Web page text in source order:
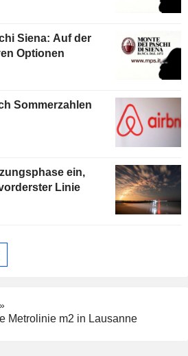
Siena: Auf der
Optionen
Sommerzahlen
ein,
Linie
Metrolinie m2 in Lausanne